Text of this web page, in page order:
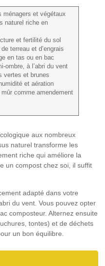
ménagers et végétaux
naturel riche en
et fertilité du sol
terreau et d’engrais
entas ou en bac
ombre, à l’abri du vent
vertes et brunes
et aération
mûr commeamendement
aux nombreux
naturel transforme les
riche qui améliore la
un compost chez soi, il suffit
adapté dans votre
du vent. Vous pouvez opter
composteur. Alternez ensuite
tontes) et de déchets
un bon équilibre.